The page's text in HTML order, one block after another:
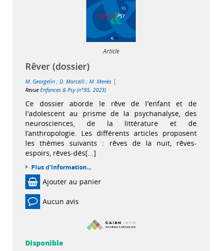
Article
Rêver (dossier)
M. Georgelin ; D. Marcelli ; M. Menès |
Revue Enfances & Psy (n°95, 2023)
Ce dossier aborde le rêve de l'enfant et de
l'adolescent au prisme de la psychanalyse, des
neurosciences, de la littérature et de
l’anthropologie. Les différents articles proposent
les thèmes suivants : rêves de la nuit, rêves-
espoirs, rêves-dés[...]
Plus d'information...
Ajouter au panier
Aucun avis
Disponible